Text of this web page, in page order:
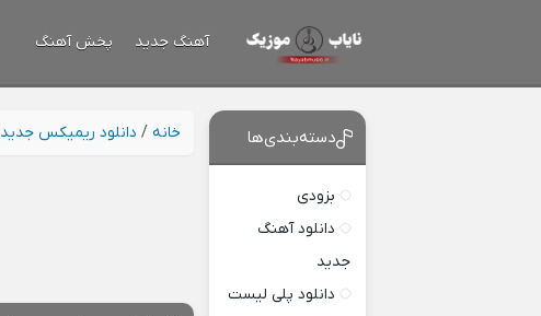
آهنگ جدید پخش آهنگ
خانه / دانلود ریمیکس جدید دسته‌بندی‌ها
بزودی
دانلود آهنگ
جدید
دانلود پلی لیست